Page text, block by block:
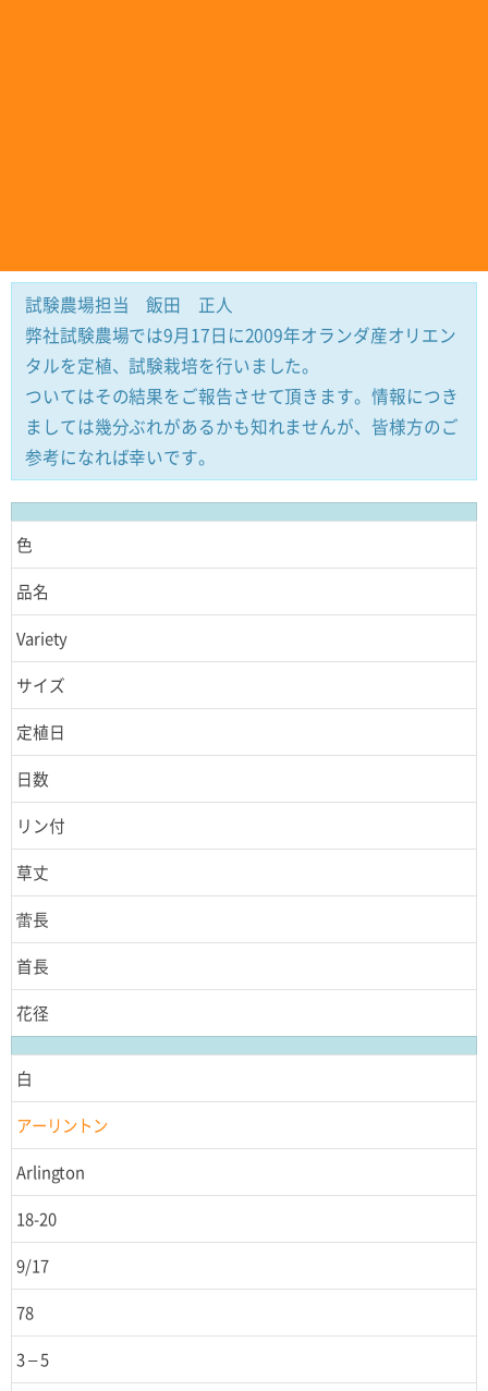
試験農場担当 飯田 正人
弊社試験農場では9月17日に2009年オランダ産オリエン
タルを定植、試験栽培を行いました。
ついてはその結果をご報告させて頂きます。情報につき
ましては幾分ぶれがあるかも知れませんが、皆様方のご
参考になれば幸いです。
色
品名
Variety
サイズ
定植日
日数
リン付
草丈
蕾長
首長
花径
白
アーリントン
Arlington
18-20
9/17
78
3 – 5